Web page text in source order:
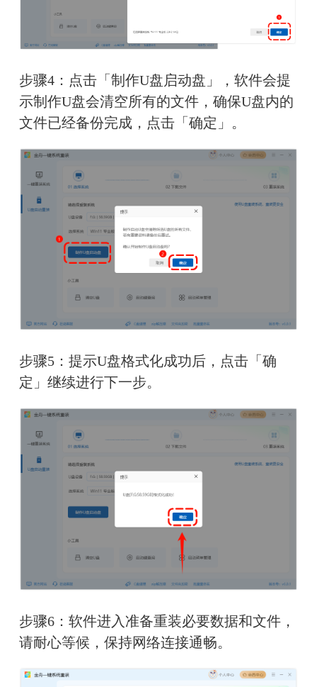
步骤4：点击「制作U盘启动盘」，软件会提
示制作U盘会清空所有的文件，确保U盘内的
文件已经备份完成，点击「确定」。
步骤5：提示U盘格式化成功后，点击「确
定」继续进行下一步。
步骤6：软件进入准备重装必要数据和文件，
请耐心等候，保持网络连接通畅。